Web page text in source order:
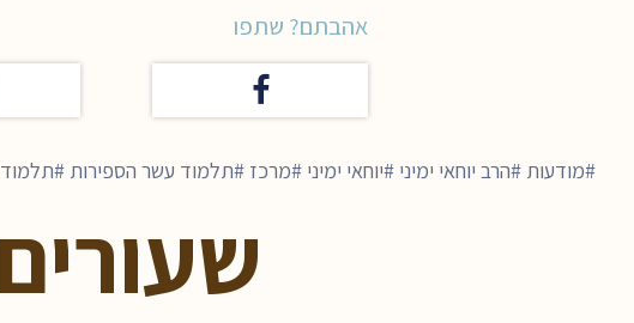
אהבתם? שתפו
מודעות הרב יוחאי ימיני יוחאי ימיני מרכז תלמוד עשר הספירות תלמוד